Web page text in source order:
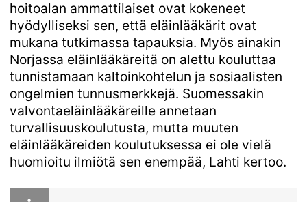
hoitoalan ammattilaiset ovat kokeneet
hyödylliseksi sen, että eläinlääkärit ovat
mukana tutkimassa tapauksia. Myös ainakin
Norjassa eläinlääkäreitä on alettu kouluttaa
tunnistamaan kaltoinkohtelun ja sosiaalisten
ongelmien tunnusmerkkejä. Suomessakin
valvontaeläinlääkäreille annetaan
turvallisuuskoulutusta, mutta muuten
eläinlääkäreiden koulutuksessa ei ole vielä
huomioitu ilmiötä sen enempää, Lahti kertoo.